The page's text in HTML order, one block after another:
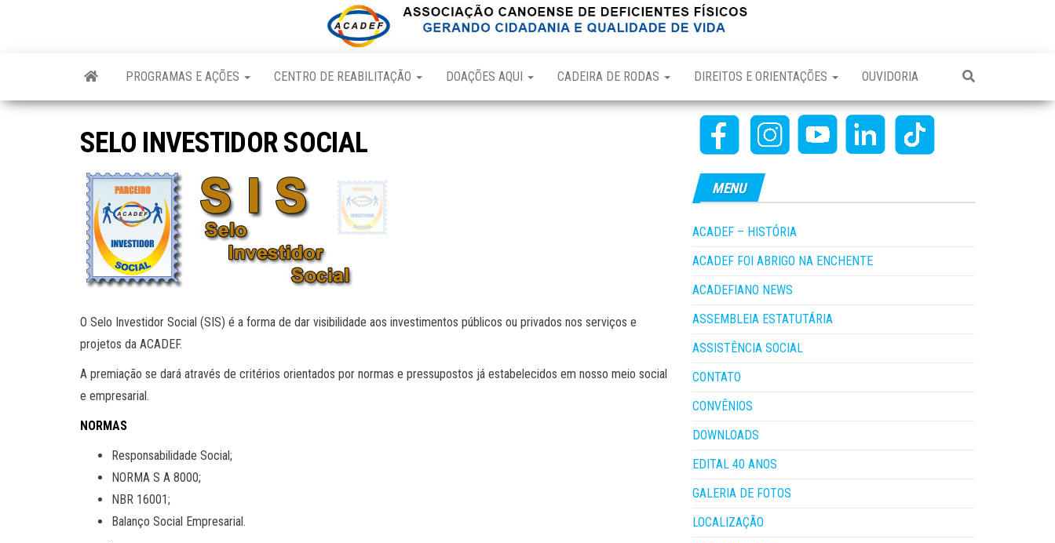
PROGRAMAS E AÇÕES CENTRO DE REABILITAÇÃO DOAÇÕES AQUI CADEIRA DE RODAS DIREITOS E ORIENTAÇÕES OUVIDORIA
SELO INVESTIDOR SOCIAL
O Selo Investidor Social (SIS) é a forma de dar visibilidade aos investimentos públicos ou privados nos serviços e
projetos da ACADEF.
A premiação se dará através de critérios orientados por normas e pressupostos já estabelecidos em nosso meio social
e empresarial.
NORMAS
Responsabilidade Social;
NORMA S A 8000;
NBR 16001;
Balanço Social Empresarial.
MENU
ACADEF – HISTÓRIA
ACADEF FOI ABRIGO NA ENCHENTE
ACADEFIANO NEWS
ASSEMBLEIA ESTATUTÁRIA
ASSISTÊNCIA SOCIAL
CONTATO
CONVÊNIOS
DOWNLOADS
EDITAL 40 ANOS
GALERIA DE FOTOS
LOCALIZAÇÃO